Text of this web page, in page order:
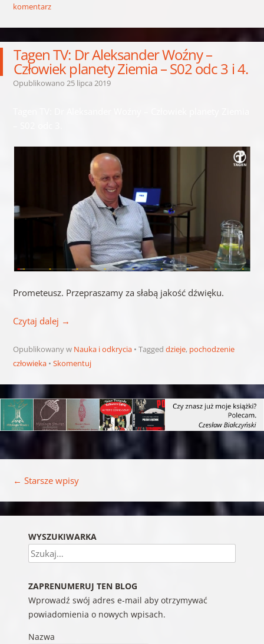
komentarz
Tagen TV: Dr Aleksander Woźny –
Człowiek planety Ziemia – S02 odc 3 i 4.
Opublikowano 25 lipca 2019
Prometeusz. Przepraszamy za słabą jakość dźwięku.
Czytaj dalej →
Opublikowany w Nauka i odkrycia Tagged dzieje, pochodzenie
człowieka
Skomentuj
← Starsze wpisy
WYSZUKIWARKA
Szukaj
ZAPRENUMERUJ TEN BLOG
Wprowadź swój adres e-mail aby otrzymywać
powiadomienia o nowych wpisach.
Nazwa